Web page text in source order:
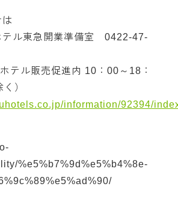
テル東急開業準備室 0422-47-
テル販売促進内 10：00～18：
）
information/92394/
%e5%b7%9d%e5%b4%8e-